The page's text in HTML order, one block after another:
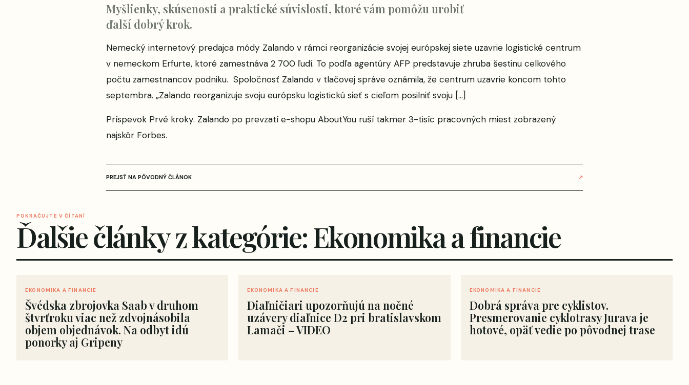
Myšlienky, skúsenosti a praktické súvislosti, ktoré vám pomôžu urobiť
ďalší dobrý krok.
Nemecký internetový predajca módy Zalando v rámci reorganizácie svojej európskej siete uzavrie logistické centrum
v nemeckom Erfurte, ktoré zamestnáva 2 700 ľudí. To podľa agentúry AFP predstavuje zhruba šestinu celkového
počtu zamestnancov podniku. Spoločnosť Zalando v tlačovej správe oznámila, že centrum uzavrie koncom tohto
septembra. „Zalando reorganizuje svoju európsku logistickú sieť s cieľom posilniť svoju […]
Príspevok Prvé kroky. Zalando po prevzatí e-shopu AboutYou ruší takmer 3-tisíc pracovných miest zobrazený
najskôr Forbes.
PREJSŤ NA PÔVODNÝ ČLÁNOK ↗
POKRAČUJTE V ČÍTANÍ
Ďalšie články z kategórie: Ekonomika a financie
EKONOMIKA A FINANCIE
Švédska zbrojovka Saab v druhom
štvrťroku viac než zdvojnásobila
objem objednávok. Na odbyt idú
ponorky aj Gripeny
EKONOMIKA A FINANCIE
Diaľničiari upozorňujú na nočné
uzávery diaľnice D2 pri bratislavskom
Lamači – VIDEO
EKONOMIKA A FINANCIE
Dobrá správa pre cyklistov.
Presmerovanie cyklotrasy Jurava je
hotové, opäť vedie po pôvodnej trase